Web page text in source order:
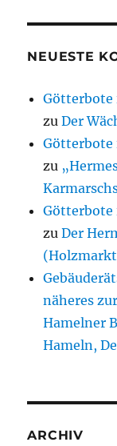
NEUESTE
Götterbote
zuDer
Götterbote
zu
Götterbote
zuDer
näheres
Hamelner
Hameln,
ARCHIV